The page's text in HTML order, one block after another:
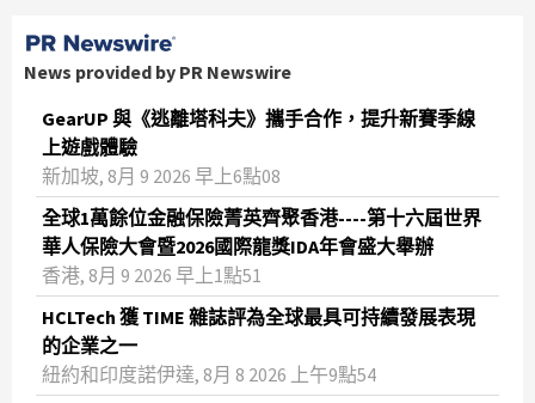
News provided by PR Newswire
GearUP 與《逃離塔科夫》攜手合作，提升新賽季線
上遊戲體驗
新加坡, 8月 9 2026 早上6點08
全球1萬餘位金融保險菁英齊聚香港----第十六屆世界
華人保險大會暨2026國際龍獎IDA年會盛大舉辦
香港, 8月 9 2026 早上1點51
HCLTech 獲 TIME 雜誌評為全球最具可持續發展表現
的企業之一
紐約和印度諾伊達, 8月 8 2026 上午9點54